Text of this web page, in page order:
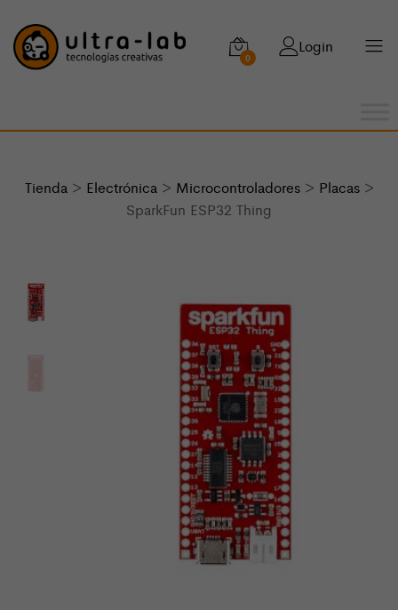
0
Login
Tienda> Electrónica> Microcontroladores> Placas>
SparkFun ESP32 Thing